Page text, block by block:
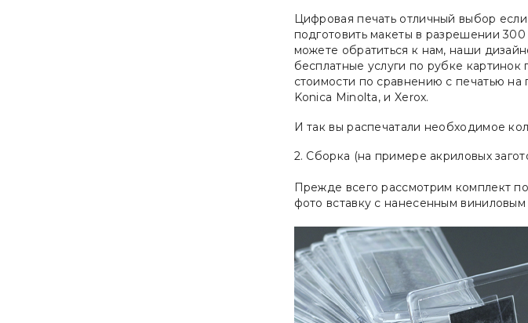
Цифровая печать отличный выбор
подготовить макеты в разрешении
можете обратиться к нам, наши
бесплатные услуги по рубке
стоимости по сравнению с печатью
Konica Minolta, и Xerox.
И так вы распечатали необходимое
2. Сборка (на примере акриловых
Прежде всего рассмотрим комплект
фото вставку с нанесенным